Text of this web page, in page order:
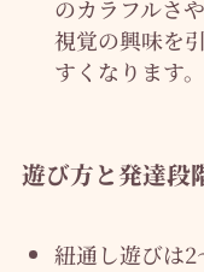
のカラフルさ
視覚の興味を
すくなります。
遊び方と発達段
紐通し遊びは